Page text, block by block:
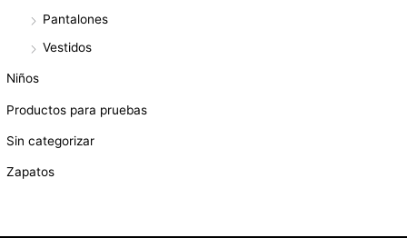
Pantalones
Vestidos
Niños
Productos para pruebas
Sin categorizar
Zapatos